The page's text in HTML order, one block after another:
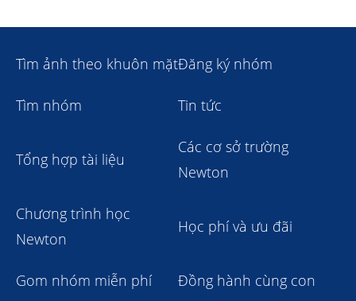
Tìm ảnh theo khuôn mặtĐăng ký nhóm
Tìm nhóm Tin tức
Tổng hợp tài liệu
Các cơ sở trường
Newton
Chương trình học
Newton
Học phí và ưu đãi
Gom nhóm miễn phí Đồng hành cùng con